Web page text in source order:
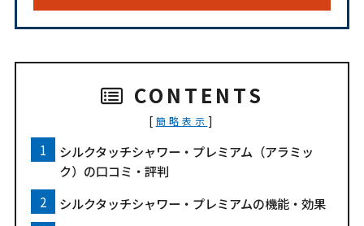
CONTENTS
[ 簡略表示 ]
シルクタッチシャワー・プレミアム（アラミッ
ク）の口コミ・評判
シルクタッチシャワー・プレミアムの機能・効果